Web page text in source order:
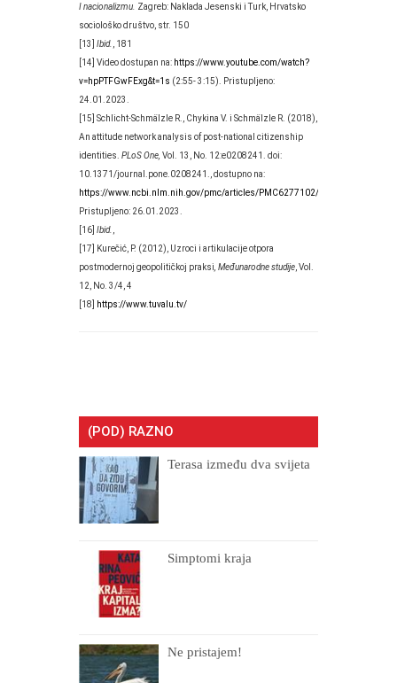
I nacionalizmu. Zagreb: Naklada Jesenski i Turk, Hrvatsko
sociološko društvo, str. 150
[13] Ibid.
, 181
[14] Video dostupan na: https://www.youtube.com/watch?
v=hpPTFGwFExg&t=1s (2:55- 3:15). Pristupljeno:
24.01.2023.
[15] Schlicht-Schmälzle R., Chykina V. i Schmälzle R. (2018),
An attitude network analysis of post-national citizenship
identities. PLoS One, Vol. 13, No. 12:e0208241. doi:
10.1371/journal.pone.0208241., dostupno na:
https://www.ncbi.nlm.nih.gov/pmc/articles/PMC6277102/
Pristupljeno: 26.01.2023.
[16] Ibid.
[17] Kurečić, P. (2012), Uzroci i artikulacije otpora
postmodernoj geopolitičkoj praksi , Međunarodne studije , Vol.
12, No. 3/4, 4
[18]
https://www.tuvalu.tv/
(POD) RAZNO
Terasa između dva svijeta
Simptomi kraja
Ne pristajem!